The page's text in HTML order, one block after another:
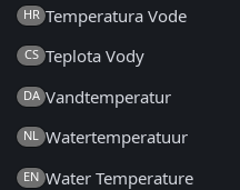
HR Temperatura Vode
CS Teplota Vody
DA Vandtemperatur
NL Watertemperatuur
EN Water Temperature